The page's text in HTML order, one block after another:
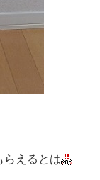
らえるとは